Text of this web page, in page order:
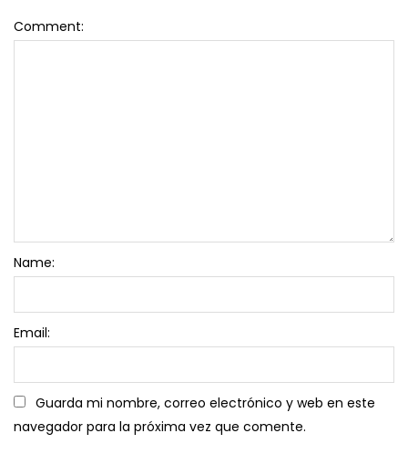
Comment:
Name:
Email:
Guarda mi nombre, correo electrónico y web en este
navegador para la próxima vez que comente.